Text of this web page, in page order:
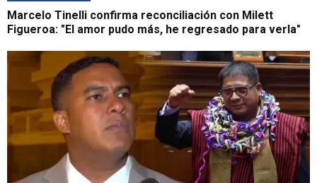
Marcelo Tinelli confirma reconciliación con Milett
Figueroa: "El amor pudo más, he regresado para verla"